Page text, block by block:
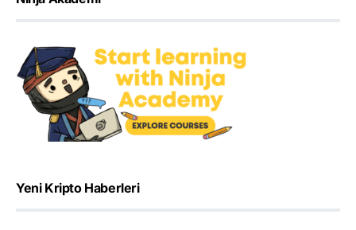
Yeni Kripto Haberleri